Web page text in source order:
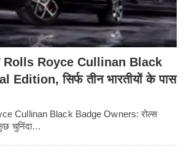
है Rolls Royce Cullinan Black
Edition, सिर्फ तीन भारतीयों के पास
Cullinan Black Badge Owners: रोल्स
चुनिंदा…